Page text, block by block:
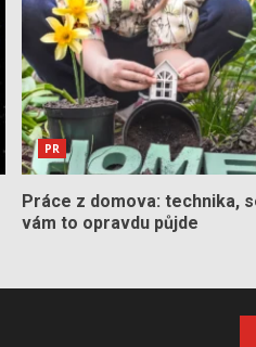
PR
Práce z domova: technika,
vám to opravdu půjde